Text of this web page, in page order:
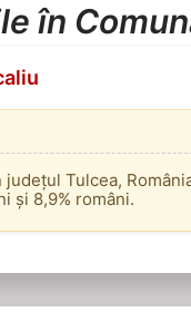
în
Tulcea,
și 8,9% români.